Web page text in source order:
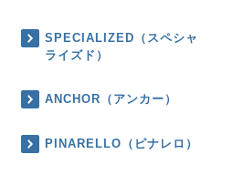
SPECIALIZED（スペシャ
ライズド）
ANCHOR（アンカー）
PINARELLO（ピナレロ）